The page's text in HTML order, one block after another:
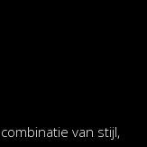
van stijl,